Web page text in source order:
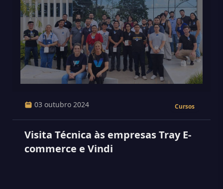
03 outubro 2024 Cursos
Visita Técnica às empresas Tray E-
commerce e Vindi